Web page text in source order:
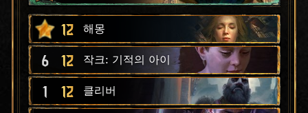
12 해몽
6 12 작크: 기적의 아이
1 12 클리버